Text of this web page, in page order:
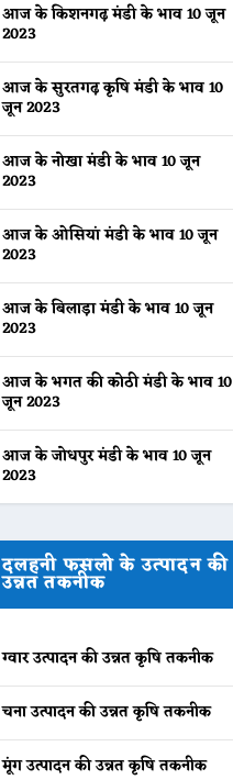
आज के किशनगढ़ मंडी के भाव 10 जून
2023
आज के सुरतगढ़ कृषि मंडी के भाव 10
जून 2023
आज के नोखा मंडी के भाव 10 जून
2023
आज के ओसियां मंडी के भाव 10 जून
2023
आज के बिलाड़ा मंडी के भाव 10 जून
2023
आज के भगत की कोठी मंडी के भाव 10
जून 2023
आज के जोधपुर मंडी के भाव 10 जून
2023
दलहनी फसलो के उत्पादन की
उन्नत तकनीक
ग्वार उत्पादन की उन्नत कृषि तकनीक
चना उत्पादन की उन्नत कृषि तकनीक
मूंग उत्पादन की उन्नत कृषि तकनीक